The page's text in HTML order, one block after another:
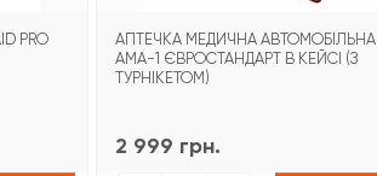
PRO
АПТЕЧКА МЕДИЧНА АВТОМОБІЛЬНА
АМА-1 ЄВРОСТАНДАРТ В КЕЙСІ (З
ТУРНІКЕТОМ)
2 999 грн.